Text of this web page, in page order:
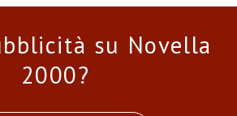
su Novella
2000?